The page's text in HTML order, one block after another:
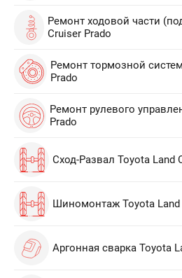
Ремонт ходовой части
Cruiser Prado
Ремонт тормозной
Prado
Ремонт рулевого
Prado
Сход-Развал Toyota Land
Шиномонтаж Toyota Land
Аргонная сварка Toyota